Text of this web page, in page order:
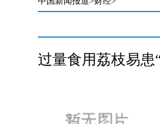
过量食用荔枝易患